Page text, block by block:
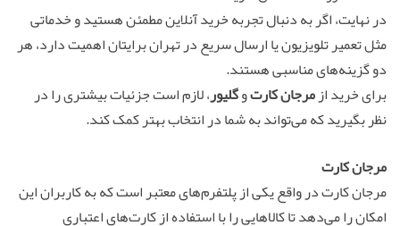
در نهایت، اگر به دنبال تجربه خرید آنلاین مطمئن هستید و خدماتی
مثل تعمیر تلویزیون یا ارسال سریع در تهران برایتان اهمیت دارد، هر
دو گزینه‌های مناسبی هستند.
برای خرید ازمرجان کارتوگلیور، لازم است جزئیات بیشتری را در
نظر بگیرید که می‌تواند به شما در انتخاب بهتر کمک کند.
مرجان کارت
مرجان کارت در واقع یکی از پلتفرم‌های معتبر است که به کاربران این
امکان را می‌دهد تا کالاهایی را با استفاده از کارت‌های اعتباری